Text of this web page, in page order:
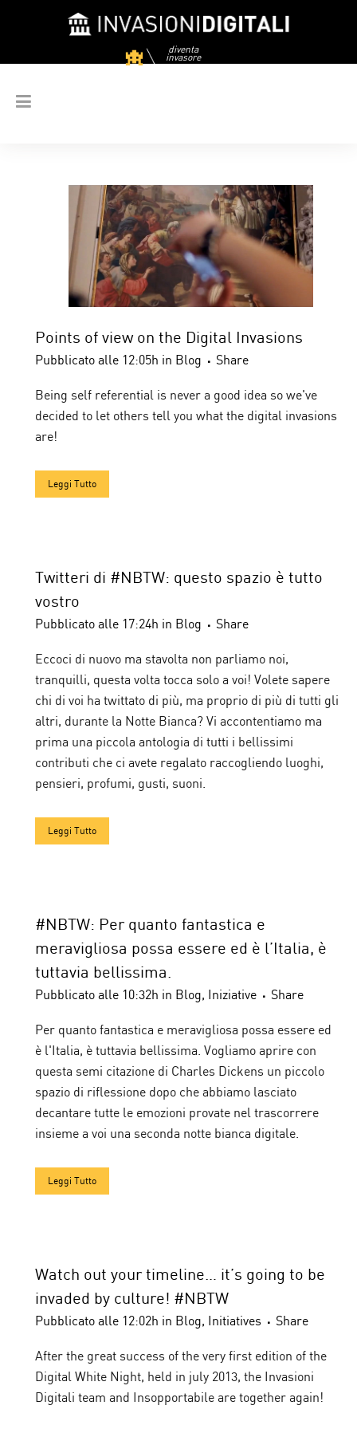
diventa
invasore
Points of view on the Digital Invasions
Pubblicato alle 12:05h in Blog Share
Being self referential is never a good idea so we've
decided to let others tell you what the digital invasions
are!
Leggi Tutto
Twitteri di #NBTW: questo spazio è tutto
vostro
Pubblicato alle 17:24h in Blog Share
Eccoci di nuovo ma stavolta non parliamo noi,
tranquilli, questa volta tocca solo a voi! Volete sapere
chi di voi ha twittato di più, ma proprio di più di tutti gli
altri, durante la Notte Bianca? Vi accontentiamo ma
prima una piccola antologia di tutti i bellissimi
contributi che ci avete regalato raccogliendo luoghi,
pensieri, profumi, gusti, suoni.
Leggi Tutto
#NBTW: Per quanto fantastica e
meravigliosa possa essere ed è l’Italia, è
tuttavia bellissima.
Pubblicato alle 10:32h in Blog, Iniziative Share
Per quanto fantastica e meravigliosa possa essere ed
è l'Italia, è tuttavia bellissima. Vogliamo aprire con
questa semi citazione di Charles Dickens un piccolo
spazio di riflessione dopo che abbiamo lasciato
decantare tutte le emozioni provate nel trascorrere
insieme a voi una seconda notte bianca digitale.
Leggi Tutto
Watch out your timeline… it’s going to be
invaded by culture! #NBTW
Pubblicato alle 12:02h in Blog, Initiatives Share
After the great success of the very first edition of the
Digital White Night, held in july 2013, the Invasioni
Digitali team and Insopportabile are together again!